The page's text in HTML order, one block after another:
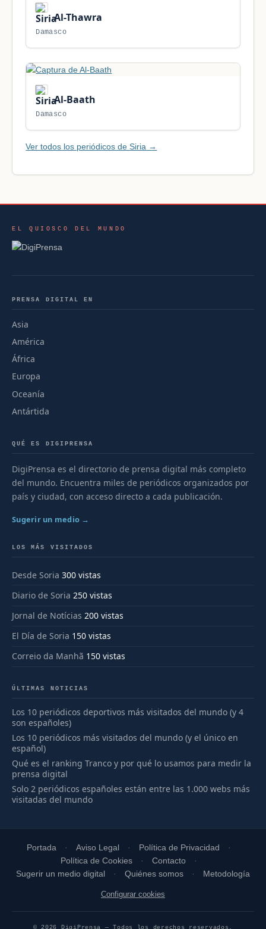
Al-Thawra
Damasco
Al-Baath
Damasco
Ver todos los periódicos de Siria →
EL QUIOSCO DEL MUNDO
PRENSA DIGITAL EN
Asia
América
África
Europa
Oceanía
Antártida
QUÉ ES DIGIPRENSA
DigiPrensa es el directorio de prensa digital más completo
del mundo. Encuentra miles de periódicos organizados por
país y ciudad, con acceso directo a cada publicación.
Sugerir un medio →
LOS MÁS VISITADOS
Desde Soria 300 vistas
Diario de Soria 250 vistas
Jornal de Notícias 200 vistas
El Día de Soria 150 vistas
Correio da Manhã 150 vistas
ÚLTIMAS NOTICIAS
Los 10 periódicos deportivos más visitados del mundo (y 4
son españoles)
Los 10 periódicos más visitados del mundo (y el único en
español)
Qué es el ranking Tranco y por qué lo usamos para medir la
prensa digital
Solo 2 periódicos españoles están entre las 1.000 webs más
visitadas del mundo
Portada Aviso Legal
Política de Privacidad
Política de Cookies
Contacto
Sugerir un medio digital
Quiénes somos Metodología
Configurar cookies
© 2026 DigiPrensa — Todos los derechos reservados.